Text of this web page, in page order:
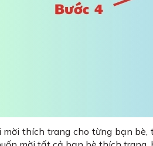
mời thích trang cho từng bạn